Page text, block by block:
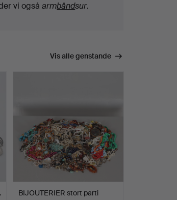
vi ogsåarmbåndsur.
Vis alle genstande
BIJOUTERIER stort parti